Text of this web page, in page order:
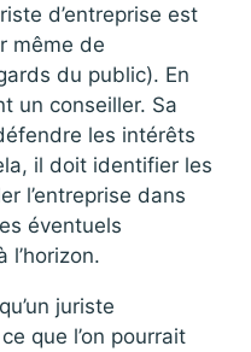
d’entreprise est
même de
du public). En
un conseiller. Sa
les intérêts
il doit identifier les
l’entreprise dans
éventuels
l’horizon.
juriste
que l’on pourrait